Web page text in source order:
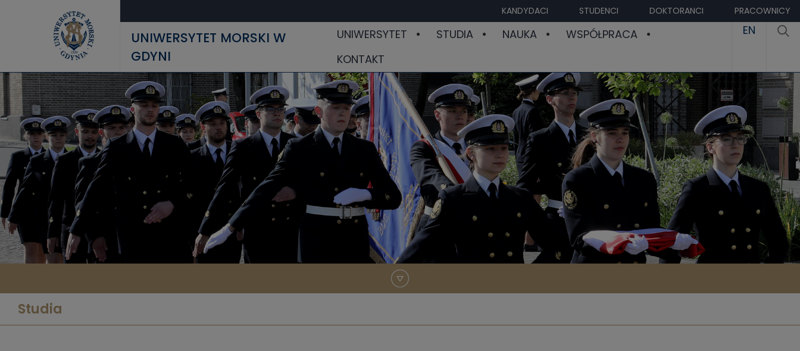
KANDYDACI STUDENCI DOKTORANCI PRACOWNICY
UNIWERSYTET MORSKI W
GDYNI
UNIWERSYTET STUDIA NAUKA
WSPÓŁPRACA
KONTAKT
EN
Studia